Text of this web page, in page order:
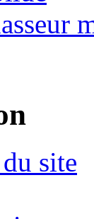
site